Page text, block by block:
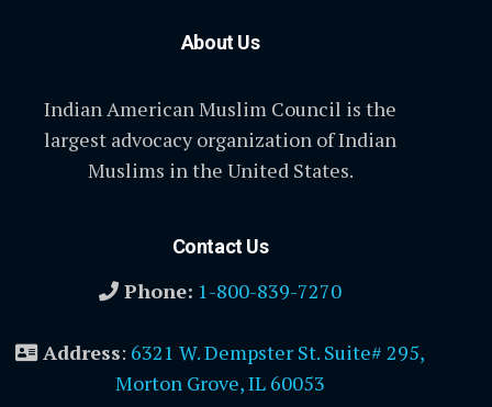
About Us
Indian American Muslim Council is the
largest advocacy organization of Indian
Muslims in the United States.
Contact Us
Phone: 1-800-839-7270
Address: 6321 W. Dempster St. Suite# 295,
Morton Grove, IL 60053